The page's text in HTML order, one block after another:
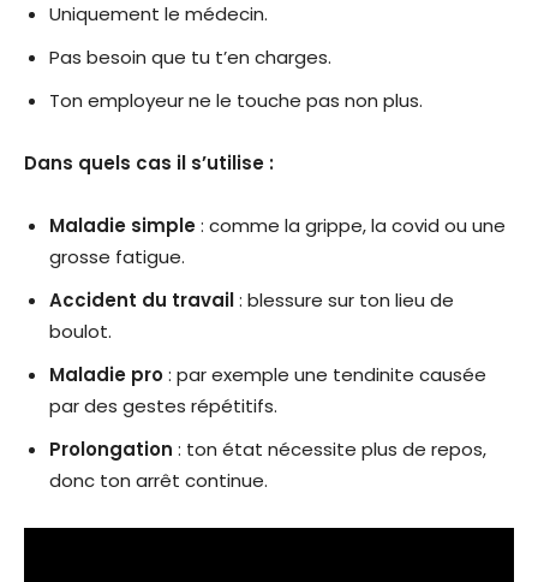
Uniquement le médecin.
Pas besoin que tu t’en charges.
Ton employeur ne le touche pas non plus.
Dans quels cas il s’utilise :
Maladie simple: comme la grippe, la covid ou une
grosse fatigue.
Accident du travail: blessure sur ton lieu de
boulot.
Maladie pro: par exemple une tendinite causée
par des gestes répétitifs.
Prolongation : ton état nécessite plus de repos,
donc ton arrêt continue.